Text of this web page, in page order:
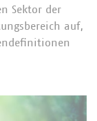
Sektor der
auf,